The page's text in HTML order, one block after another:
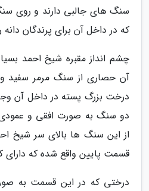
سنگ های جالبی دارند و روی
که در داخل آن برای پرندگان
چشم انداز مقبره شیخ احمد
آن حصاری از سنگ مرمر سفید
درخت بزرگ پسته در داخل آن
دو سنگ به صورت افقی و
از این سنگ ها بالای سر شیخ
قسمت پایین واقع شده که دارای
درختی که در این قسمت به